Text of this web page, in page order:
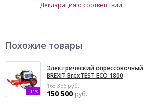
Декларация о соответствии
Похожие товары
-11%
Электрический опрессовочный
BREXIT BrexTEST ECO 1800
168 356 руб.
150 500 руб.